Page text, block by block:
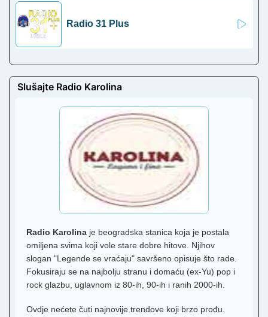
Radio 31 Plus
Slušajte Radio Karolina
Radio Karolina je beogradska stanica koja je postala
omiljena svima koji vole stare dobre hitove. Njihov
slogan "Legende se vraćaju" savršeno opisuje što rade.
Fokusiraju se na najbolju stranu i domaću (ex-Yu) pop i
rock glazbu, uglavnom iz 80-ih, 90-ih i ranih 2000-ih.
Ovdje nećete čuti najnovije trendove koji brzo prođu.